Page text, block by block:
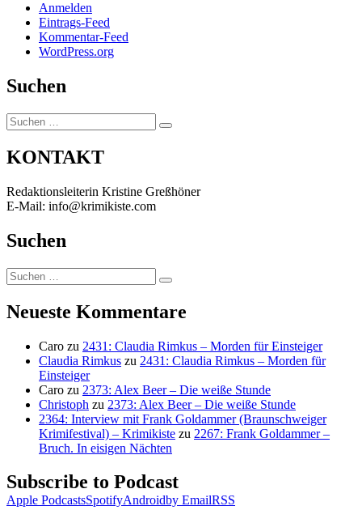
Anmelden
Eintrags-Feed
Kommentar-Feed
WordPress.org
Suchen
Suchen
nach:
Suchen
KONTAKT
Redaktionsleiterin Kristine Greßhöner
E-Mail: info@krimikiste.com
Suchen
Suchen
nach:
Suchen
Neueste Kommentare
Caro zu 2431: Claudia Rimkus – Morden für Einsteiger
Claudia Rimkus zu 2431: Claudia Rimkus – Morden für
Einsteiger
Caro zu 2373: Alex Beer – Die weiße Stunde
Christoph zu 2373: Alex Beer – Die weiße Stunde
2364: Interview mit Frank Goldammer (Braunschweiger
Krimifestival) – Krimikiste zu 2267: Frank Goldammer –
Bruch. In eisigen Nächten
Subscribe to Podcast
Apple PodcastsSpotifyAndroidby EmailRSS